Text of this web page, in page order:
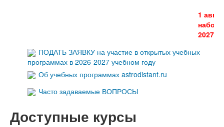
1
набор
2027
ПОДАТЬ ЗАЯВКУ на участие в открытых учебных
программах в 2026-2027 учебном году
Об учебных программах astrodistant.ru
Часто задаваемые ВОПРОСЫ
Доступные курсы